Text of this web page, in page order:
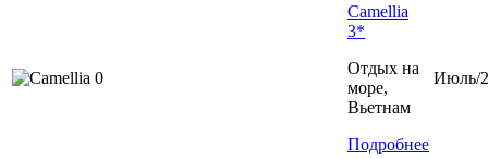
Camellia
3*
Отдых на
море,
Вьетнам
Подробнее
Июль/